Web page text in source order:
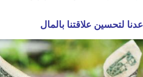
لتحسين علاقتنا بالمال